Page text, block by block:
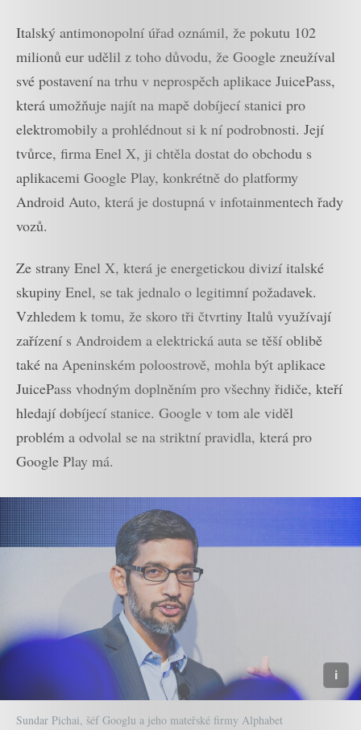
Italský antimonopolní úřad oznámil, že pokutu 102
milionů eur udělil z toho důvodu, že Google zneužíval
své postavení na trhu v neprospěch aplikace JuicePass,
která umožňuje najít na mapě dobíjecí stanici pro
elektromobily a prohlédnout si k ní podrobnosti. Její
tvůrce, firma Enel X, ji chtěla dostat do obchodu s
aplikacemi Google Play, konkrétně do platformy
Android Auto, která je dostupná v infotainmentech řady
vozů.
Ze strany Enel X, která je energetickou divizí italské
skupiny Enel, se tak jednalo o legitimní požadavek.
Vzhledem k tomu, že skoro tři čtvrtiny Italů využívají
zařízení s Androidem a elektrická auta se těší oblibě
také na Apeninském poloostrově, mohla být aplikace
JuicePass vhodným doplněním pro všechny řidiče, kteří
hledají dobíjecí stanice. Google v tom ale viděl
problém a odvolal se na striktní pravidla, která pro
Google Play má.
Sundar Pichai, šéf Googlu a jeho mateřské firmy Alphabet